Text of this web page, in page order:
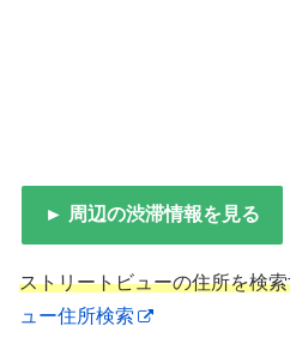
► 周辺の渋滞情報を見る
ストリートビューの住所を検
ュー住所検索